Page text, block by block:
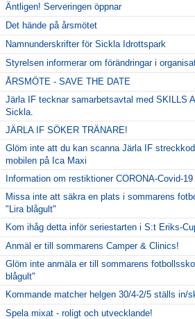
Äntligen! Serveringen öppnar
Det hände på årsmötet
Namnunderskrifter för Sickla Idrottspark
Styrelsen informerar om förändringar i
ÅRSMÖTE - SAVE THE DATE
Järla IF tecknar samarbetsavtal med SKILLS
Sickla.
JÄRLA IF SÖKER TRÄNARE!
Glöm inte att du kan scanna Järla IF
mobilen på Ica Maxi
Information om restiktioner CORONA-Covid-19
Missa inte att säkra en plats i sommarens
"Lira blågult"
Kom ihåg detta inför seriestarten i S:t Eriks-
Anmäl er till sommarens Camper & Clinics!
Glöm inte anmäla er till sommarens
blågult"
Kommande matcher helgen 30/4-2/5 ställs in/
Spela mixat - roligt och utvecklande!